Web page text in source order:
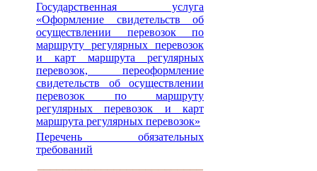
Государственная услуга
«Оформление свидетельств об
осуществлении перевозок по
маршруту регулярных перевозок
и карт маршрута регулярных
перевозок, переоформление
свидетельств об осуществлении
перевозок по маршруту
регулярных перевозок и карт
маршрута регулярных перевозок»
Перечень обязательных
требований